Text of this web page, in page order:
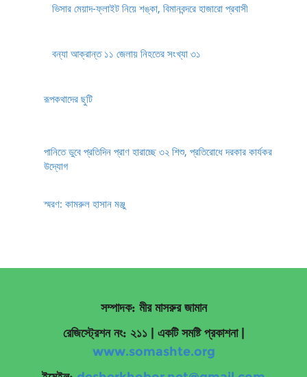
ভিসার মেয়াদ-ফ্লাইট নিয়ে শঙ্কা, বিমানবন্দরে হাজারো প্রবাসী
বন্যা আক্রান্ত ১১ জেলায় নিহতের সংখ্যা ৩১
রূপকথাদের ছুটি
পানিতে ডুবে প্রতিদিন প্রাণ হারাচ্ছে ৩২ শিশু, প্রতিরোধে দরকার কার্যকর
উদ্যোগ
স্মরণ: কামরুল হাসান মঞ্জু
সম্পাদক: মীর মাসরুর জামান
রেজিস্ট্রেশন নং: ২১১ | একটি সমষ্টি প্রকাশনা
www.somashte.org